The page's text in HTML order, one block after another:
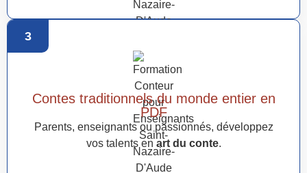
3
Contes traditionnels du monde entier en
PDF
Parents, enseignants ou passionnés, développez
vos talents en art du conte.